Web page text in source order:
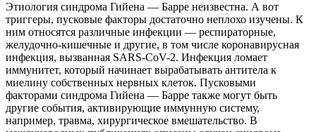
Этиология синдрома Гийена — Барре неизвестна. А вот
триггеры, пусковые факторы достаточно неплохо изучены. К
ним относятся различные инфекции — респираторные,
желудочно-кишечные и другие, в том числе коронавирусная
инфекция, вызванная SARS-CoV-2. Инфекция ломает
иммунитет, который начинает вырабатывать антитела к
миелину собственных нервных клеток. Пусковыми
факторами синдрома Гийена — Барре также могут быть
другие события, активирующие иммунную систему,
например, травма, хирургическое вмешательство. В